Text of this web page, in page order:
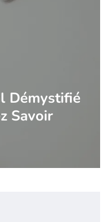
Démystifié
Savoir